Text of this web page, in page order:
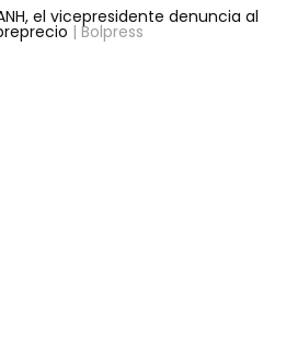
el vicepresidente denuncia al
| Bolpress